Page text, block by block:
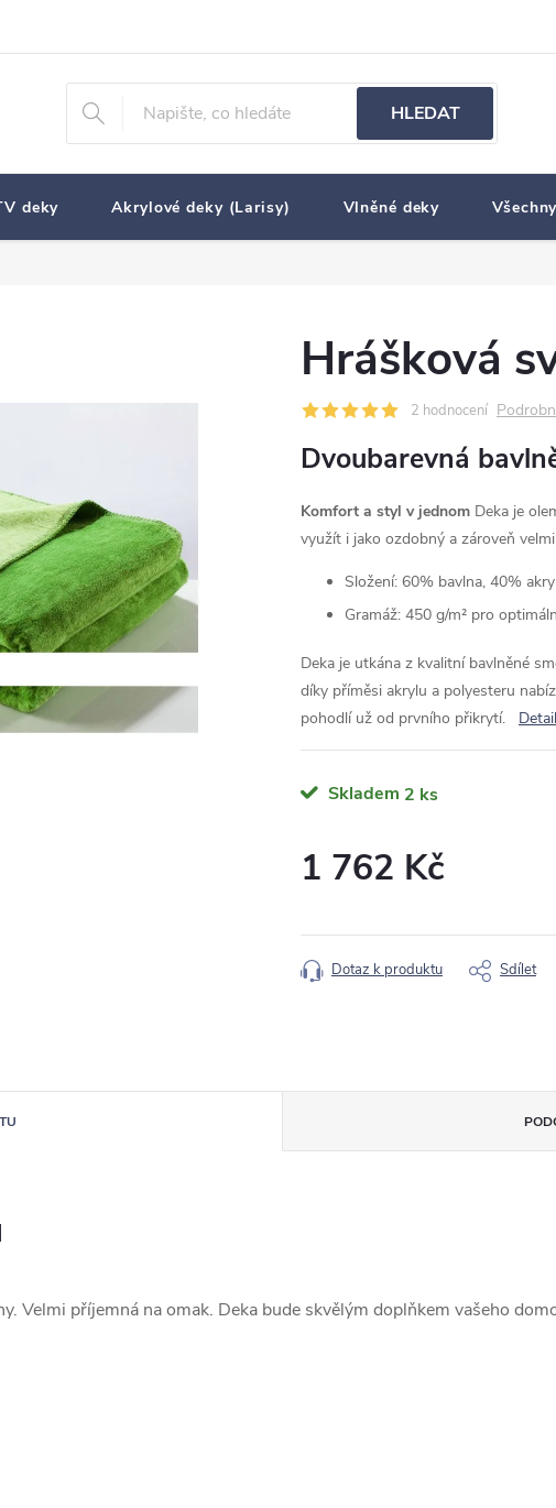
HLEDAT
deky Akrylové deky (Larisy) Vlněné deky
Hrášková
2 hodnocení
Dvoubarevná
Komfort a styl v jednom Deka je
využít i jako ozdobný a zároveň
Složení: 60% bavlna, 40%
Gramáž: 450 g/m² pro
Deka je utkána z kvalitní bavlněné
díky příměsi akrylu a polyesteru
pohodlí už od prvního přikrytí.
Skladem 2 ks
1 762 Kč
Dotaz k produktu Sdílet
Velmi příjemná na omak. Deka bude skvělým doplňkem vašeho